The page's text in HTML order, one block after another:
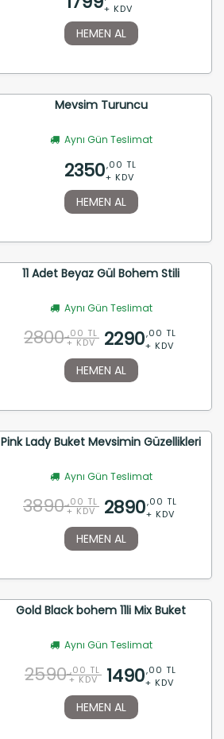
+ KDV
HEMEN AL
Mevsim Turuncu
Aynı Gün Teslimat
2350,00 TL
+ KDV
HEMEN AL
11 Adet Beyaz Gül Bohem Stili
Aynı Gün Teslimat
2800 ,00 TL
+ KDV 2290,00 TL
+ KDV
HEMEN AL
Pink Lady Buket Mevsimin Güzellikleri
Aynı Gün Teslimat
3890 ,00 TL
+ KDV 2890,00 TL
+ KDV
HEMEN AL
Gold Black bohem 11li Mix Buket
Aynı Gün Teslimat
2590 ,00 TL
+ KDV 1490,00 TL
+ KDV
HEMEN AL